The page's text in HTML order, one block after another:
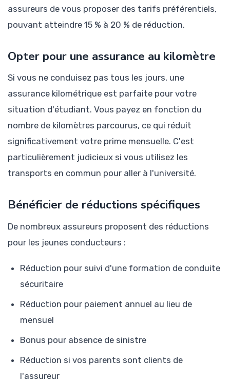
assureurs de vous proposer des tarifs préférentiels,
pouvant atteindre 15 % à 20 % de réduction.
Opter pour une assurance au kilomètre
Si vous ne conduisez pas tous les jours, une
assurance kilométrique est parfaite pour votre
situation d'étudiant. Vous payez en fonction du
nombre de kilomètres parcourus, ce qui réduit
significativement votre prime mensuelle. C'est
particulièrement judicieux si vous utilisez les
transports en commun pour aller à l'université.
Bénéficier de réductions spécifiques
De nombreux assureurs proposent des réductions
pour les jeunes conducteurs :
Réduction pour suivi d'une formation de conduite
sécuritaire
Réduction pour paiement annuel au lieu de
mensuel
Bonus pour absence de sinistre
Réduction si vos parents sont clients de
l'assureur